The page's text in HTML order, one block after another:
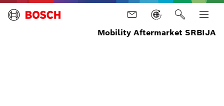
Mobility Aftermarket SRBIJA